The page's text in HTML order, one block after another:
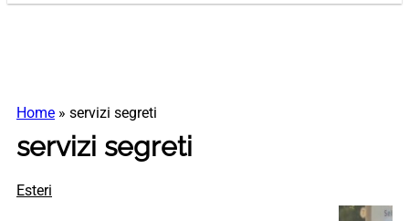
Home » servizi segreti
servizi segreti
Esteri